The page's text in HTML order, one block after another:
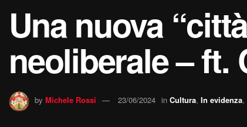
Una nuova
neoliberale – ft.
by Michele Rossi 23/06/2024 in Cultura, In evidenza,